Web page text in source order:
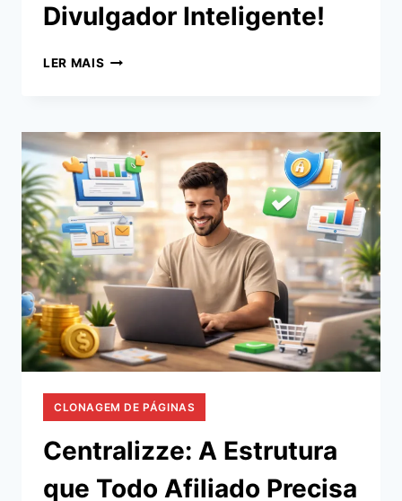
Divulgador Inteligente!
LER MAIS TRANSFORME
O
DIVULGADOR
INTELIGENTE!
CLONAGEM DE PÁGINAS
Centralizze: A Estrutura
que Todo Afiliado Precisa